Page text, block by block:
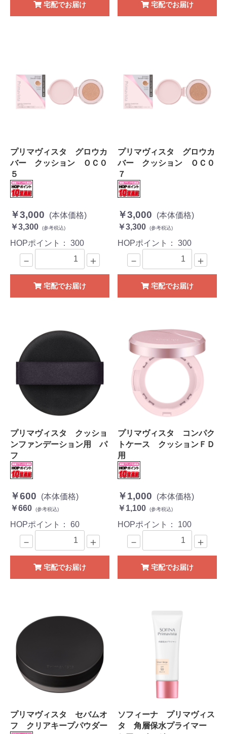
宅配でお届け 宅配でお届け
プリマヴィスタ グロウカ
バー クッション ＯＣ０
５
￥3,000
(本体価格)
￥3,300
(参考税込)
HOPポイント： 300
－ ＋
宅配でお届け
プリマヴィスタ グロウカ
バー クッション ＯＣ０
７
￥3,000
(本体価格)
￥3,300
(参考税込)
HOPポイント： 300
－ ＋
宅配でお届け
プリマヴィスタ クッショ
ンファンデーション用 パ
フ
￥600
(本体価格)
￥660
(参考税込)
HOPポイント： 60
－ ＋
宅配でお届け
プリマヴィスタ コンパク
トケース クッションＦＤ
用
￥1,000
(本体価格)
￥1,100
(参考税込)
HOPポイント： 100
－ ＋
宅配でお届け
プリマヴィスタ セバムオ
フ クリアキープパウダー
ソフィーナ プリマヴィス
タ 角層保水プライマー